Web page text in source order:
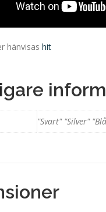
hänvisas hit
"Svart" "Silver"